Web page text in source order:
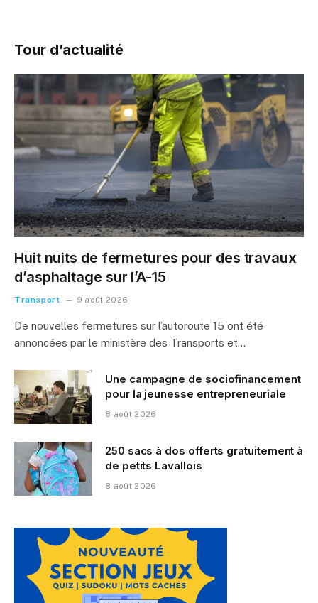
Tour d’actualité
Huit nuits de fermetures pour des travaux
d’asphaltage sur l’A-15
Transport 9 août 2026
De nouvelles fermetures sur l’autoroute 15 ont été
annoncées par le ministère des Transports et…
Une campagne de sociofinancement
pour la jeunesse entrepreneuriale
8 août 2026
250 sacs à dos offerts gratuitement à
de petits Lavallois
8 août 2026